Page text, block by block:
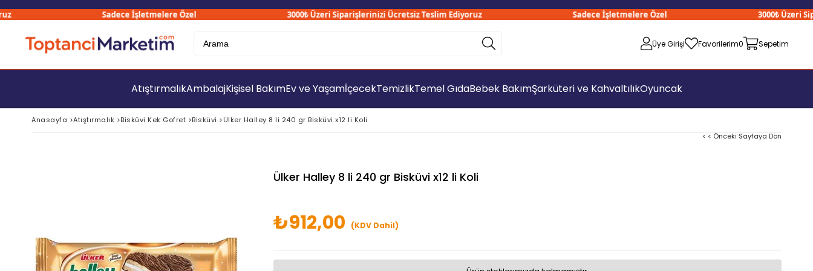
Sadece İşletmelere Özel 3000₺ Üzeri Siparişlerinizi Ücretsiz Teslim Ediyoruz Sadece İşletmelere Özel 3000₺ Üzeri
Üye Girişi Favorilerim0 Sepetim
AtıştırmalıkAmbalajKişisel BakımEv ve YaşamİçecekTemizlikTemel GıdaBebek BakımŞarküteri ve KahvaltılıkOyuncak
Anasayfa >Atıştırmalık >Bisküvi Kek Gofret >Bisküvi >Ülker Halley 8 li 240 gr Bisküvi x12 li Koli
< < Önceki Sayfaya Dön
Ülker Halley 8 li 240 gr Bisküvi x12 li Koli
₺912,00 (KDV Dahil)